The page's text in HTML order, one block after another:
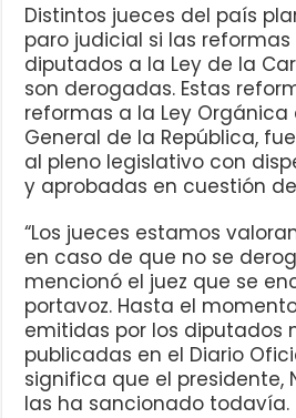
Distintos jueces del país
paro judicial si las
diputados a la Ley de la
son derogadas. Estas
reformas a la Ley Orgánica
General de la República,
al pleno legislativo con
y aprobadas en cuestión
“Los jueces estamos
en caso de que no se
mencionó el juez que se
portavoz. Hasta el
emitidas por los diputados
publicadas en el Diario
significa que el presidente,
las ha sancionado todavía.